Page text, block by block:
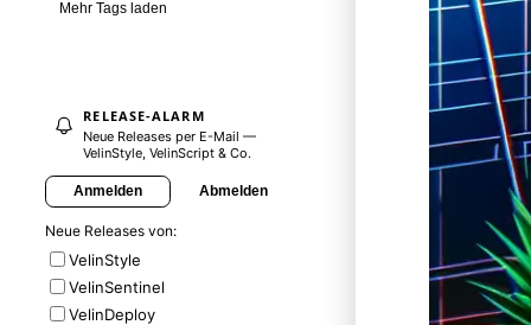
Mehr Tags laden
RELEASE-ALARM
Neue Releases per E-Mail —
VelinStyle, VelinScript & Co.
Anmelden Abmelden
Neue Releases von:
VelinStyle
VelinSentinel
VelinDeploy